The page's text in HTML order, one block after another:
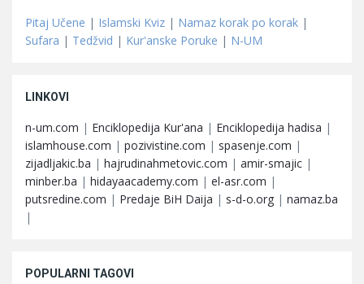
Pitaj Učene | Islamski Kviz | Namaz korak po korak |
Sufara | Tedžvid | Kur'anske Poruke | N-UM
LINKOVI
n-um.com | Enciklopedija Kur'ana | Enciklopedija hadisa |
islamhouse.com | pozivistine.com | spasenje.com |
zijadljakic.ba | hajrudinahmetovic.com | amir-smajic |
minber.ba | hidayaacademy.com | el-asr.com |
putsredine.com | Predaje BiH Daija | s-d-o.org | namaz.ba
|
POPULARNI TAGOVI